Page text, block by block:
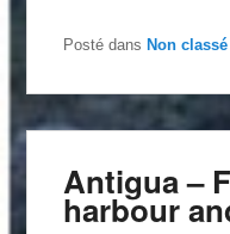
Posté dans Non classé
Antigua –
harbour